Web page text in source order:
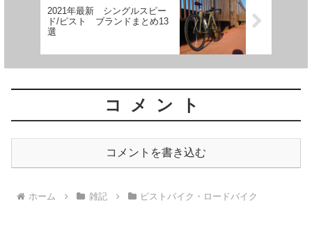
2021年最新 シングルスピー
ド/ピスト ブランドまとめ13
選
コメント
コメントを書き込む
ホーム 雑記 ピストバイク・ロードバイク